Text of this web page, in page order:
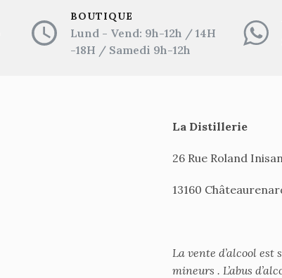
BOUTIQUE
Lund - Vend: 9h-12h / 14H
-18H / Samedi 9h-12h
La Distillerie
26 Rue Roland Inisan
13160
La vente d’alcool
mineurs . L’abus